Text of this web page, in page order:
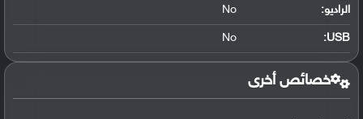
الراديو: No
USB
:
No
خصائص أخرى